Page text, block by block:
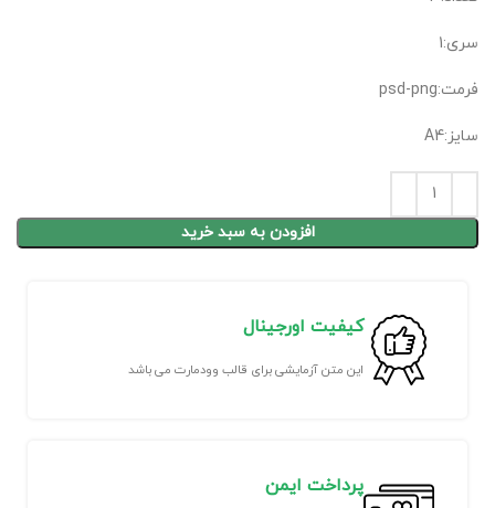
سری:1
فرمت:psd-png
سایز:A4
افزودن به سبد خرید
کیفیت اورجینال
این متن آزمایشی برای قالب وودمارت می باشد
پرداخت ایمن